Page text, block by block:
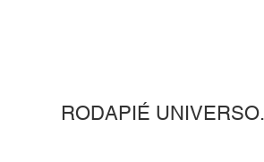
RODAPIÉ UNIVERSO.